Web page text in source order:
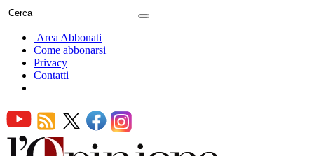
Area Abbonati
Come abbonarsi
Privacy
Contatti